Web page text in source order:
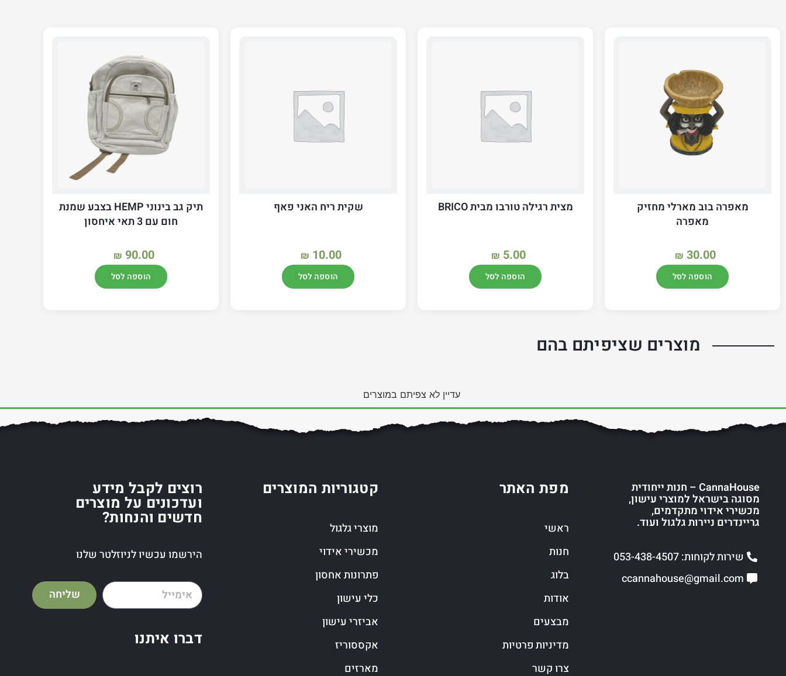
מאפרה בוב מארלי מחזיק
מאפרה
₪ 30.00
הוספה לסל
מצית רגילה טורבו מבית BRICO
₪ 5.00
הוספה לסל
שקית ריח האני פאף
₪ 10.00
הוספה לסל
תיק גב בינוני HEMP בצבע שמנת
חום עם 3 תאי איחסון
₪ 90.00
הוספה לסל
מוצרים שציפיתם בהם
עדיין לא צפיתם במוצרים
CannaHouse – חנות ייחודית
מסוגה בישראל למוצרי עישון,
מכשירי אידוי מתקדמים,
גריינדרים ניירות גלגול ועוד.
שירות לקוחות: 053-438-4507
ccannahouse@gmail.com
מפת האתר
ראשי
חנות
בלוג
אודות
מבצעים
מדיניות פרטיות
צרו קשר
קטגוריות המוצרים
מוצרי גלגול
מכשירי אידוי
פתרונות אחסון
כלי עישון
אביזרי עישון
אקססוריז
מארזים
רוצים לקבל מידע
ועדכונים על מוצרים
חדשים והנחות?
הירשמו עכשיו לניוזלטר שלנו
שליחה
דברו איתנו